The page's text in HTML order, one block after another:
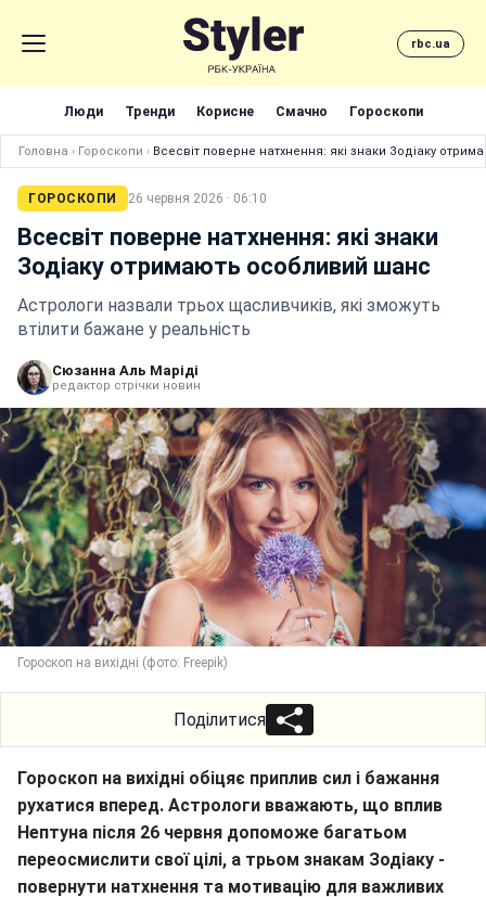
rbc.ua
Люди Тренди Корисне Смачно Гороскопи
Головна › Гороскопи › Всесвіт поверне натхнення: які знаки Зодіаку
ГОРОСКОПИ 26 червня 2026 · 06:10
Всесвіт поверне натхнення: які знаки
Зодіаку отримають особливий шанс
Астрологи назвали трьох щасливчиків, які зможуть
втілити бажане у реальність
Сюзанна Аль Маріді
редактор стрічки новин
Гороскоп на вихідні (фото: Freepik)
Поділитися
Гороскоп на вихідні обіцяє приплив сил і бажання
рухатися вперед. Астрологи вважають, що вплив
Нептуна після 26 червня допоможе багатьом
переосмислити свої цілі, а трьом знакам Зодіаку -
повернути натхнення та мотивацію для важливих